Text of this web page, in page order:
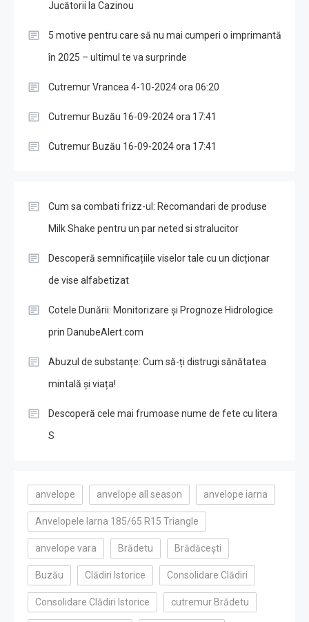
Jucătorii la Cazinou
5 motive pentru care să nu mai cumperi o imprimantă
în 2025 – ultimul te va surprinde
Cutremur Vrancea 4-10-2024 ora 06:20
Cutremur Buzău 16-09-2024 ora 17:41
Cutremur Buzău 16-09-2024 ora 17:41
Cum sa combati frizz-ul: Recomandari de produse
Milk Shake pentru un par neted si stralucitor
Descoperă semnificațiile viselor tale cu un dicționar
de vise alfabetizat
Cotele Dunării: Monitorizare și Prognoze Hidrologice
prin DanubeAlert.com
Abuzul de substanțe: Cum să-ți distrugi sănătatea
mintală și viața!
Descoperă cele mai frumoase nume de fete cu litera
S
anvelope anvelope all season anvelope iarna
Anvelopele Iarna 185/65 R15 Triangle
anvelope vara Brădetu Brădăcești
Buzău Clădiri Istorice Consolidare Clădiri
Consolidare Clădiri Istorice cutremur Brădetu